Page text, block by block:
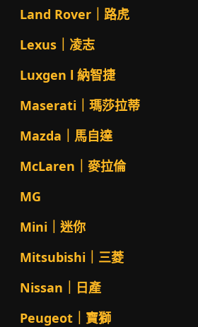
Land Rover｜路虎
Lexus｜凌志
Luxgen l 納智捷
Maserati｜瑪莎拉蒂
Mazda｜馬自達
McLaren｜麥拉倫
MG
Mini｜迷你
Mitsubishi｜三菱
Nissan｜日產
Peugeot｜寶獅